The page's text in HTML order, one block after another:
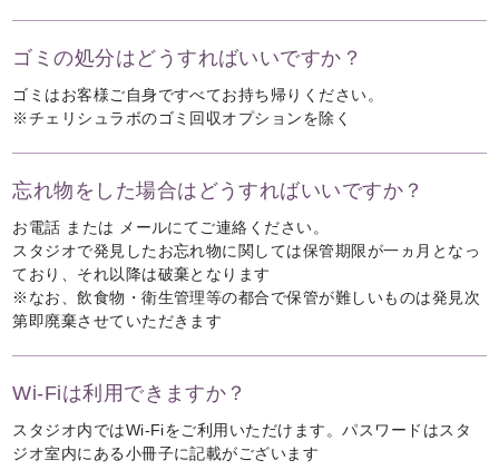
ゴミの処分はどうすればいいですか？
ゴミはお客様ご自身ですべてお持ち帰りください。
※チェリシュラボのゴミ回収オプションを除く
忘れ物をした場合はどうすればいいですか？
お電話 または メールにてご連絡ください。
スタジオで発見したお忘れ物に関しては保管期限が一ヵ月となっ
ており、それ以降は破棄となります
※なお、飲食物・衛生管理等の都合で保管が難しいものは発見次
第即廃棄させていただきます
Wi-Fiは利用できますか？
スタジオ内ではWi-Fiをご利用いただけます。パスワードはスタ
ジオ室内にある小冊子に記載がございます